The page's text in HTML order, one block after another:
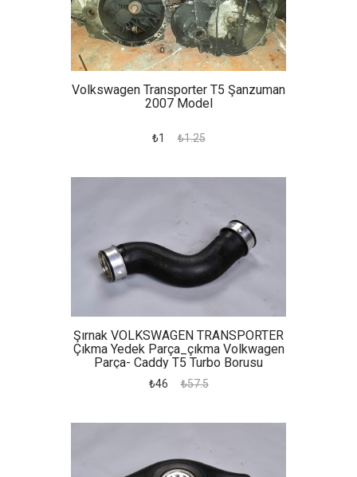
Volkswagen Transporter T5 Şanzuman
2007 Model
₺1 ₺1.25
Şırnak VOLKSWAGEN TRANSPORTER
Çıkma Yedek Parça_çıkma Volkwagen
Parça- Caddy T5 Turbo Borusu
₺46 ₺57.5